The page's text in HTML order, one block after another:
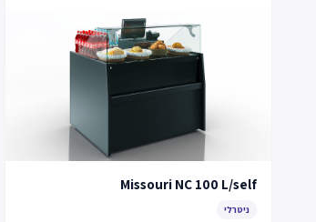
Missouri NC 100 L/self
ניטרלי